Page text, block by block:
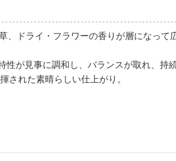
、ドライ・フラワーの香りが層になっ
が見事に調和し、バランスが取れ、持
された素晴らしい仕上がり。